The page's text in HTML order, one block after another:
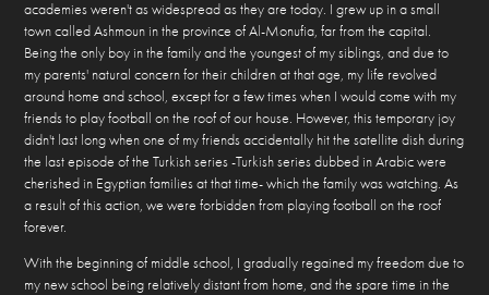
academies weren't as widespread as they are today. I grew up in a small
town called Ashmoun in the province of Al-Monufia, far from the capital.
Being the only boy in the family and the youngest of my siblings, and due to
my parents' natural concern for their children at that age, my life revolved
around home and school, except for a few times when I would come with my
friends to play football on the roof of our house. However, this temporary joy
didn't last long when one of my friends accidentally hit the satellite dish during
the last episode of the Turkish series -Turkish series dubbed in Arabic were
cherished in Egyptian families at that time- which the family was watching. As
a result of this action, we were forbidden from playing football on the roof
forever.
With the beginning of middle school, I gradually regained my freedom due to
my new school being relatively distant from home, and the spare time in the